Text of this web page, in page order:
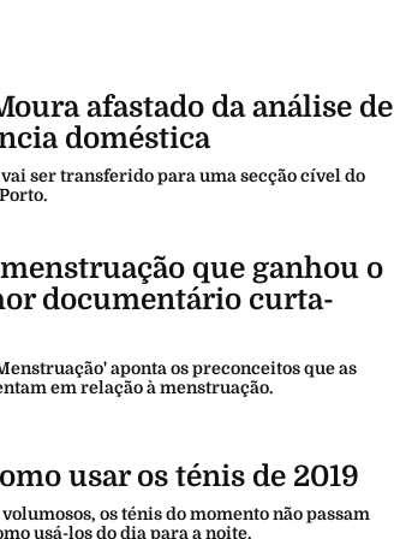
afastado da análise de
doméstica
ser transferido para uma secção cível do
que ganhou o
documentário curta-
aponta os preconceitos que as
em relação à menstruação.
usar os ténis de 2019
os ténis do momento não passam
usá-los do dia para a noite.